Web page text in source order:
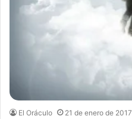
El Oráculo 21 de enero de 2017